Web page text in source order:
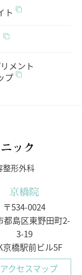
ト
メント
プ
整形外科
京橋院
〒534-0024
都島区東野田町2-
3-19
京橋駅前ビル5F
アクセスマップ